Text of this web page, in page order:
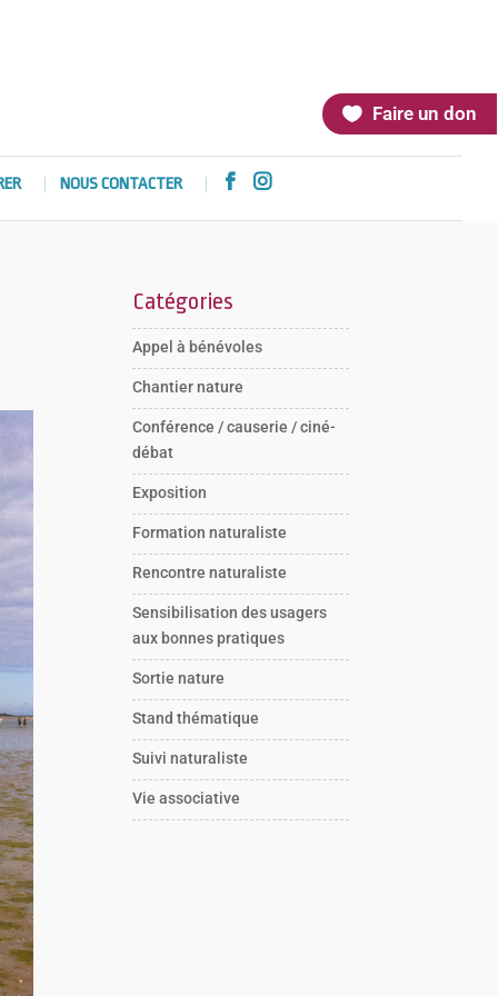
Faire un don
NOUS CONTACTER  
Catégories
Appel à bénévoles
Chantier nature
Conférence / causerie / ciné-
débat
Exposition
Formation naturaliste
Rencontre naturaliste
Sensibilisation des usagers
aux bonnes pratiques
Sortie nature
Stand thématique
Suivi naturaliste
Vie associative